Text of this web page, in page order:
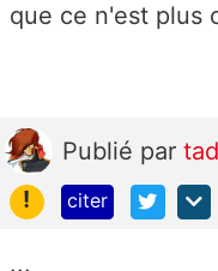
que ce n'est plus
Publié par
!
citer
...